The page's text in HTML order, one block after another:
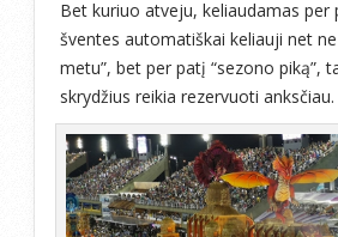
Bet kuriuo atveju, keliaudamas per
šventes automatiškai keliauji net
metu”, bet per patį “sezono piką”,
skrydžius reikia rezervuoti anksčiau.